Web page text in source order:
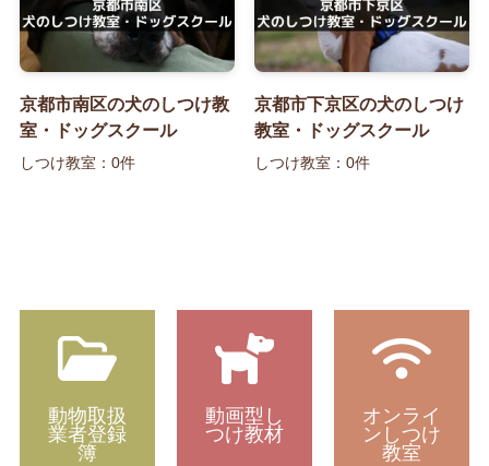
京都市南区の犬のしつけ教
室・ドッグスクール
しつけ教室：0件
京都市下京区の犬のしつけ
教室・ドッグスクール
しつけ教室：0件
動物取扱
業者登録
簿
動画型し
つけ教材
オンライ
ンしつけ
教室